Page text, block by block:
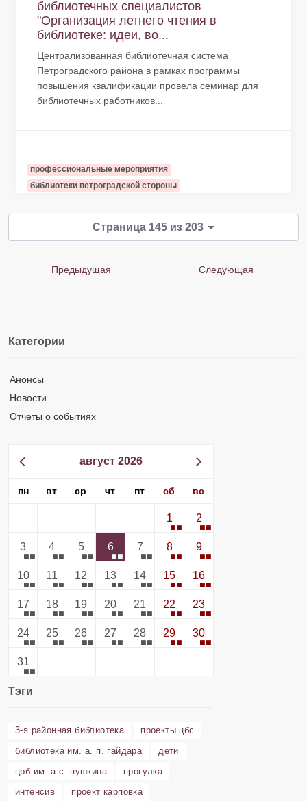
библиотечных специалистов
"Организация летнего чтения в
библиотеке: идеи, во...
Централизованная библиотечная система
Петроградского района в рамках программы
повышения квалификации провела семинар для
библиотечных работников...
профессиональные мероприятия
библиотеки петроградской стороны
Страница 145 из 203
Предыдущая Следующая
Категории
Анонсы
Новости
Отчеты о событиях
август 2026
пн вт ср чт пт сб вс
1 2
3 4 5 6 7 8 9
10 11 12 13 14 15 16
17 18 19 20 21 22 23
24 25 26 27 28 29 30
31
Тэги
3-я районная библиотека
проекты цбс
библиотека им. а. п. гайдара
дети
црб им. а.с. пушкина
прогулка
интенсив
проект карповка